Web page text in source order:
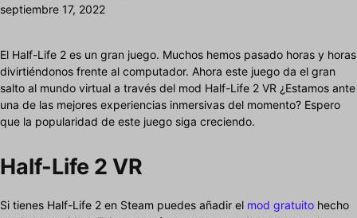
septiembre 17, 2022
El Half-Life 2 es un gran juego. Muchos hemos pasado horas y horas
divirtiéndonos frente al computador. Ahora este juego da el gran
salto al mundo virtual a través del mod Half-Life 2 VR ¿Estamos ante
una de las mejores experiencias inmersivas del momento? Espero
que la popularidad de este juego siga creciendo.
Half-Life 2 VR
Si tienes Half-Life 2 en Steam puedes añadir el mod gratuito hecho